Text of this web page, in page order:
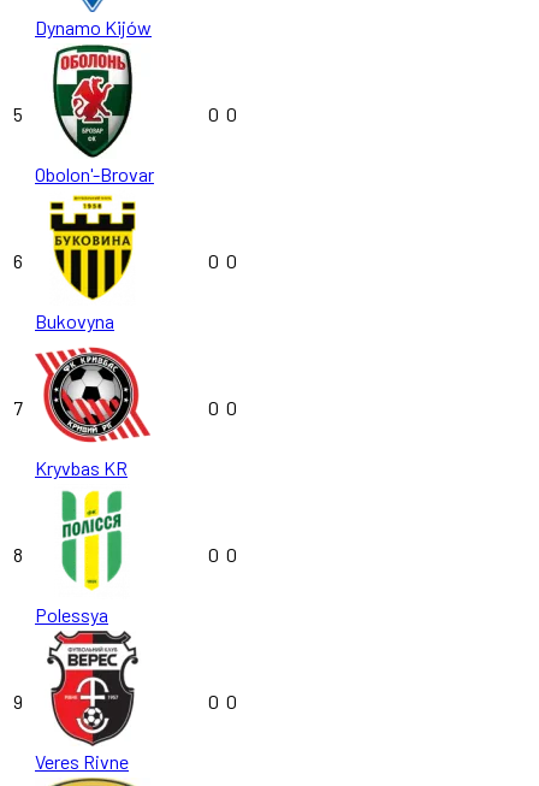
Dynamo Kijów
5
Obolon'-Brovar
0 0
6
Bukovyna
0 0
7
Kryvbas KR
0 0
8
Polessya
0 0
9
Veres Rivne
0 0